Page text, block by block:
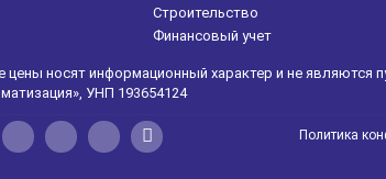
Строительство
Финансовый учет
цены носят информационный характер и не являются
УНП 193654124
Политика